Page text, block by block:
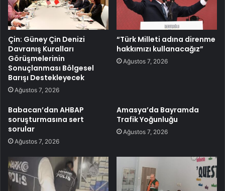
Çin: Güney Çin Denizi
Davranış Kuralları
Görüşmelerinin
Sonuçlanması Bölgesel
Barışı Destekleyecek
Ağustos 7, 2026
“Türk Milleti adına direnme
hakkımızı kullanacağız”
Ağustos 7, 2026
Babacan’dan AHBAP
soruşturmasına sert
sorular
Ağustos 7, 2026
Amasya’da Bayramda
Trafik Yoğunluğu
Ağustos 7, 2026